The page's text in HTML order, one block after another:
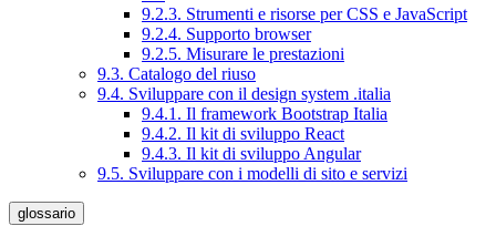
9.2.3. Strumenti e risorse per CSS e JavaScript
9.2.4. Supporto browser
9.2.5. Misurare le prestazioni
9.3. Catalogo del riuso
9.4. Sviluppare con il design system .italia
9.4.1. Il framework Bootstrap Italia
9.4.2. Il kit di sviluppo React
9.4.3. Il kit di sviluppo Angular
9.5. Sviluppare con i modelli di sito e servizi
glossario